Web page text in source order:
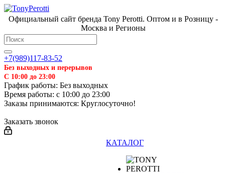
Официальный сайт бренда Tony Perotti. Оптом и в Розницу -
Москва и Регионы
+7(989)117-83-52
Без выходных и перерывов
С 10:00 до 23:00
График работы: Без выходных
Время работы: с 10:00 до 23:00
Заказы принимаются: Круглосуточно!
Заказать звонок
КАТАЛОГ